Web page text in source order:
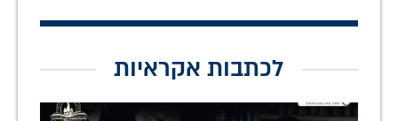
לכתבות אקראיות